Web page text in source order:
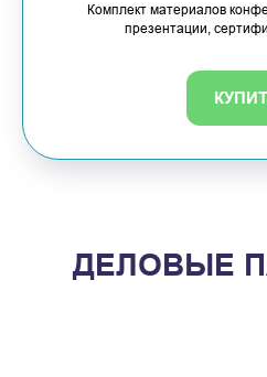
Комплект материалов
презентации,
ДЕЛОВЫЕ